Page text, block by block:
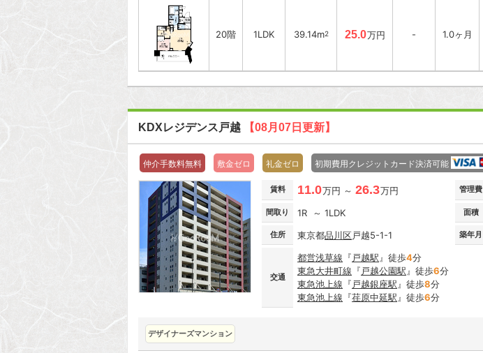
20階 1LDK 39.14m2 25.0万円 - 1.0ヶ月
KDXレジデンス戸越 【08月07日更新】
仲介手数料無料 敷金ゼロ 礼金ゼロ 初期費用クレジットカード決済可能
賃料 11.0万円 ～ 26.3万円 管理費
間取り 1R ～ 1LDK 面積
住所 東京都品川区戸越5-1-1 築年月
交通
都営浅草線 『戸越駅 』徒歩4分
東急大井町線 『戸越公園駅 』徒歩6分
東急池上線 『戸越銀座駅 』徒歩8分
東急池上線 『荏原中延駅 』徒歩6分
デザイナーズマンション